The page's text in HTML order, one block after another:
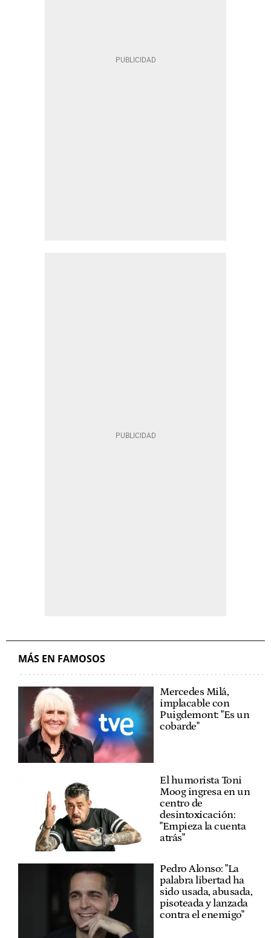
MÁS EN FAMOSOS
Mercedes Milá,
implacable con
Puigdemont: "Es un
cobarde"
El humorista Toni
Moog ingresa en un
centro de
desintoxicación:
"Empieza la cuenta
atrás"
Pedro Alonso: "La
palabra libertad ha
sido usada, abusada,
pisoteada y lanzada
contra el enemigo"